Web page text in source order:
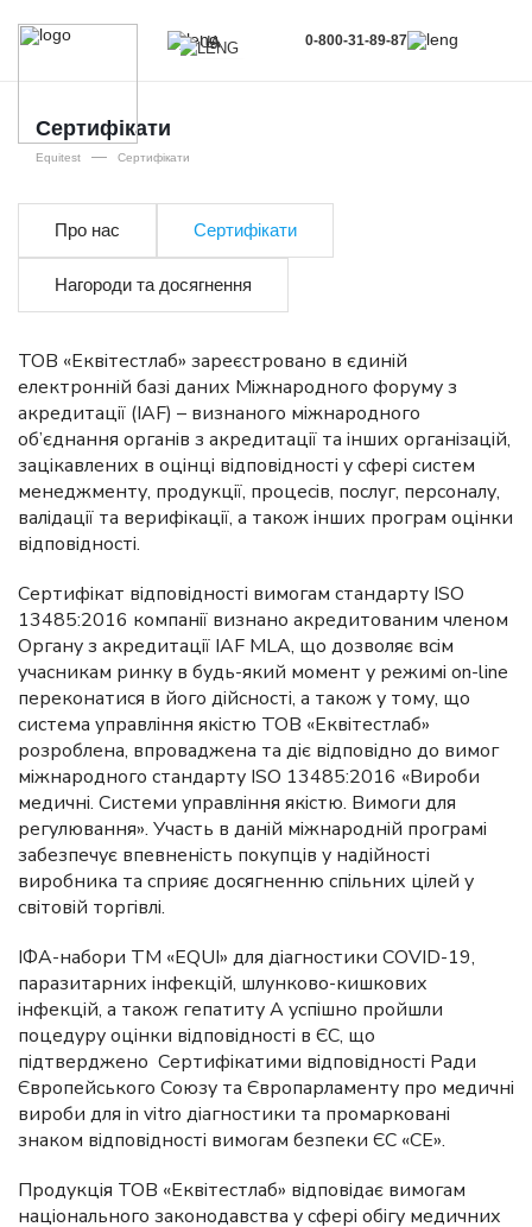
UA 0-800-31-89-87
Сертифікати
Equitest — Сертифікати
Про нас Сертифікати
Нагороди та досягнення
ТОВ «Еквітестлаб» зареєстровано в єдиній
електронній базі даних Міжнародного форуму з
акредитації (IAF) – визнаного міжнародного
об’єднання органів з акредитації та інших організацій,
зацікавлених в оцінці відповідності у сфері систем
менеджменту, продукції, процесів, послуг, персоналу,
валідації та верифікації, а також інших програм оцінки
відповідності.
Сертифікат відповідності вимогам стандарту ISO
13485:2016 компанії визнано акредитованим членом
Органу з акредитації IAF MLA, що дозволяє всім
учасникам ринку в будь-який момент у режимі on-line
переконатися в його дійсності, а також у тому, що
система управління якістю ТОВ «Еквітестлаб»
розроблена, впроваджена та діє відповідно до вимог
міжнародного стандарту ISO 13485:2016 «Вироби
медичні. Системи управління якістю. Вимоги для
регулювання». Участь в даній міжнародній програмі
забезпечує впевненість покупців у надійності
виробника та сприяє досягненню спільних цілей у
світовій торгівлі.
ІФА-набори ТМ «EQUI» для діагностики COVID-19,
паразитарних інфекцій, шлунково-кишкових
інфекцій, а також гепатиту А успішно пройшли
поцедуру оцінки відповідності в ЄС, що
підтверджено Сертифікатими відповідності Ради
Європейського Союзу та Європарламенту про медичні
вироби для in vitro діагностики та промарковані
знаком відповідності вимогам безпеки ЄС «СЕ».
Продукція ТОВ «Еквітестлаб» відповідає вимогам
національного законодавства у сфері обігу медичних